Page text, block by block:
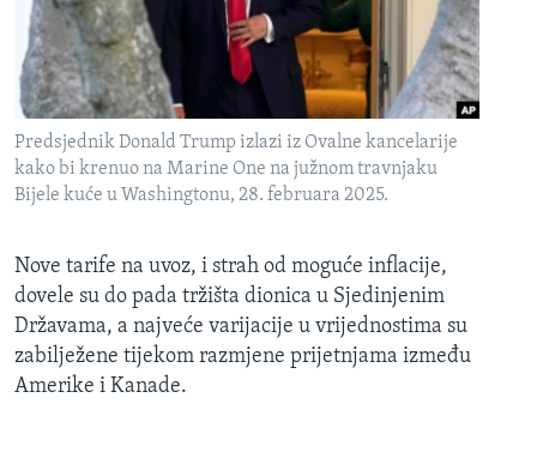
Predsjednik Donald Trump izlazi iz Ovalne kancelarije
kako bi krenuo na Marine One na južnom travnjaku
Bijele kuće u Washingtonu, 28. februara 2025.
Nove tarife na uvoz, i strah od moguće inflacije,
dovele su do pada tržišta dionica u Sjedinjenim
Državama, a najveće varijacije u vrijednostima su
zabilježene tijekom razmjene prijetnjama između
Amerike i Kanade.